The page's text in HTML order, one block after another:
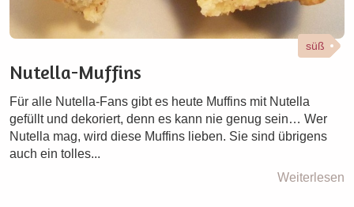
süß
Nutella-Muffins
Für alle Nutella-Fans gibt es heute Muffins mit Nutella
gefüllt und dekoriert, denn es kann nie genug sein… Wer
Nutella mag, wird diese Muffins lieben. Sie sind übrigens
auch ein tolles...
Weiterlesen